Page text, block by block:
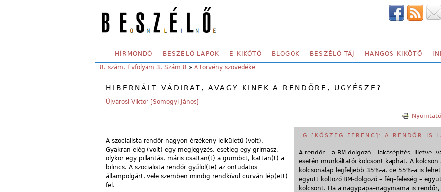
SECONDARY MENU
HÍRMONDÓ BESZÉLŐ LAPOK E-KIKÖTŐ BLOGOK BESZÉLŐ TÁJ HANGOS KIKÖTŐ
YOU ARE HERE:
8. szám, Évfolyam 3, Szám 8 » A törvény szövedéke
HIBERNÁLT VÁDIRAT, AVAGY KINEK A RENDŐRE, ÜGYÉSZE?
Újvárosi Viktor [Somogyi János]
–G [KŐSZEG FERENC]: A RENDŐR IS
A rendőr – a BM-dolgozó – lakásépítés, illetve -
esetén munkáltatói kölcsönt kaphat. A kölcsön
kölcsönalap legfeljebb 35%-a, de 55%-a is
együtt költöző BM-dolgozó – férj–feleség –
kölcsönt. Ha a nagypapa–nagymama is
A szocialista rendőr nagyon érzékeny lelkületű (volt).
Gyakran elég (volt) egy megjegyzés, esetleg egy grimasz,
olykor egy pillantás, máris csattan(t) a gumibot, kattan(t) a
bilincs. A szocialista rendőr gyűlöl(te) az öntudatos
állampolgárt, vele szemben mindig rendkívül durván lép(ett)
fel.